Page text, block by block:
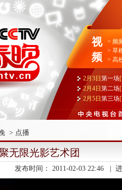
视
频
> 频
> 草
> 高
2月3日 第一场
2月4日 第二场
2月5日 第三场
> 点播
无限光影艺术团
发布时间： 2011-02-03 22:46